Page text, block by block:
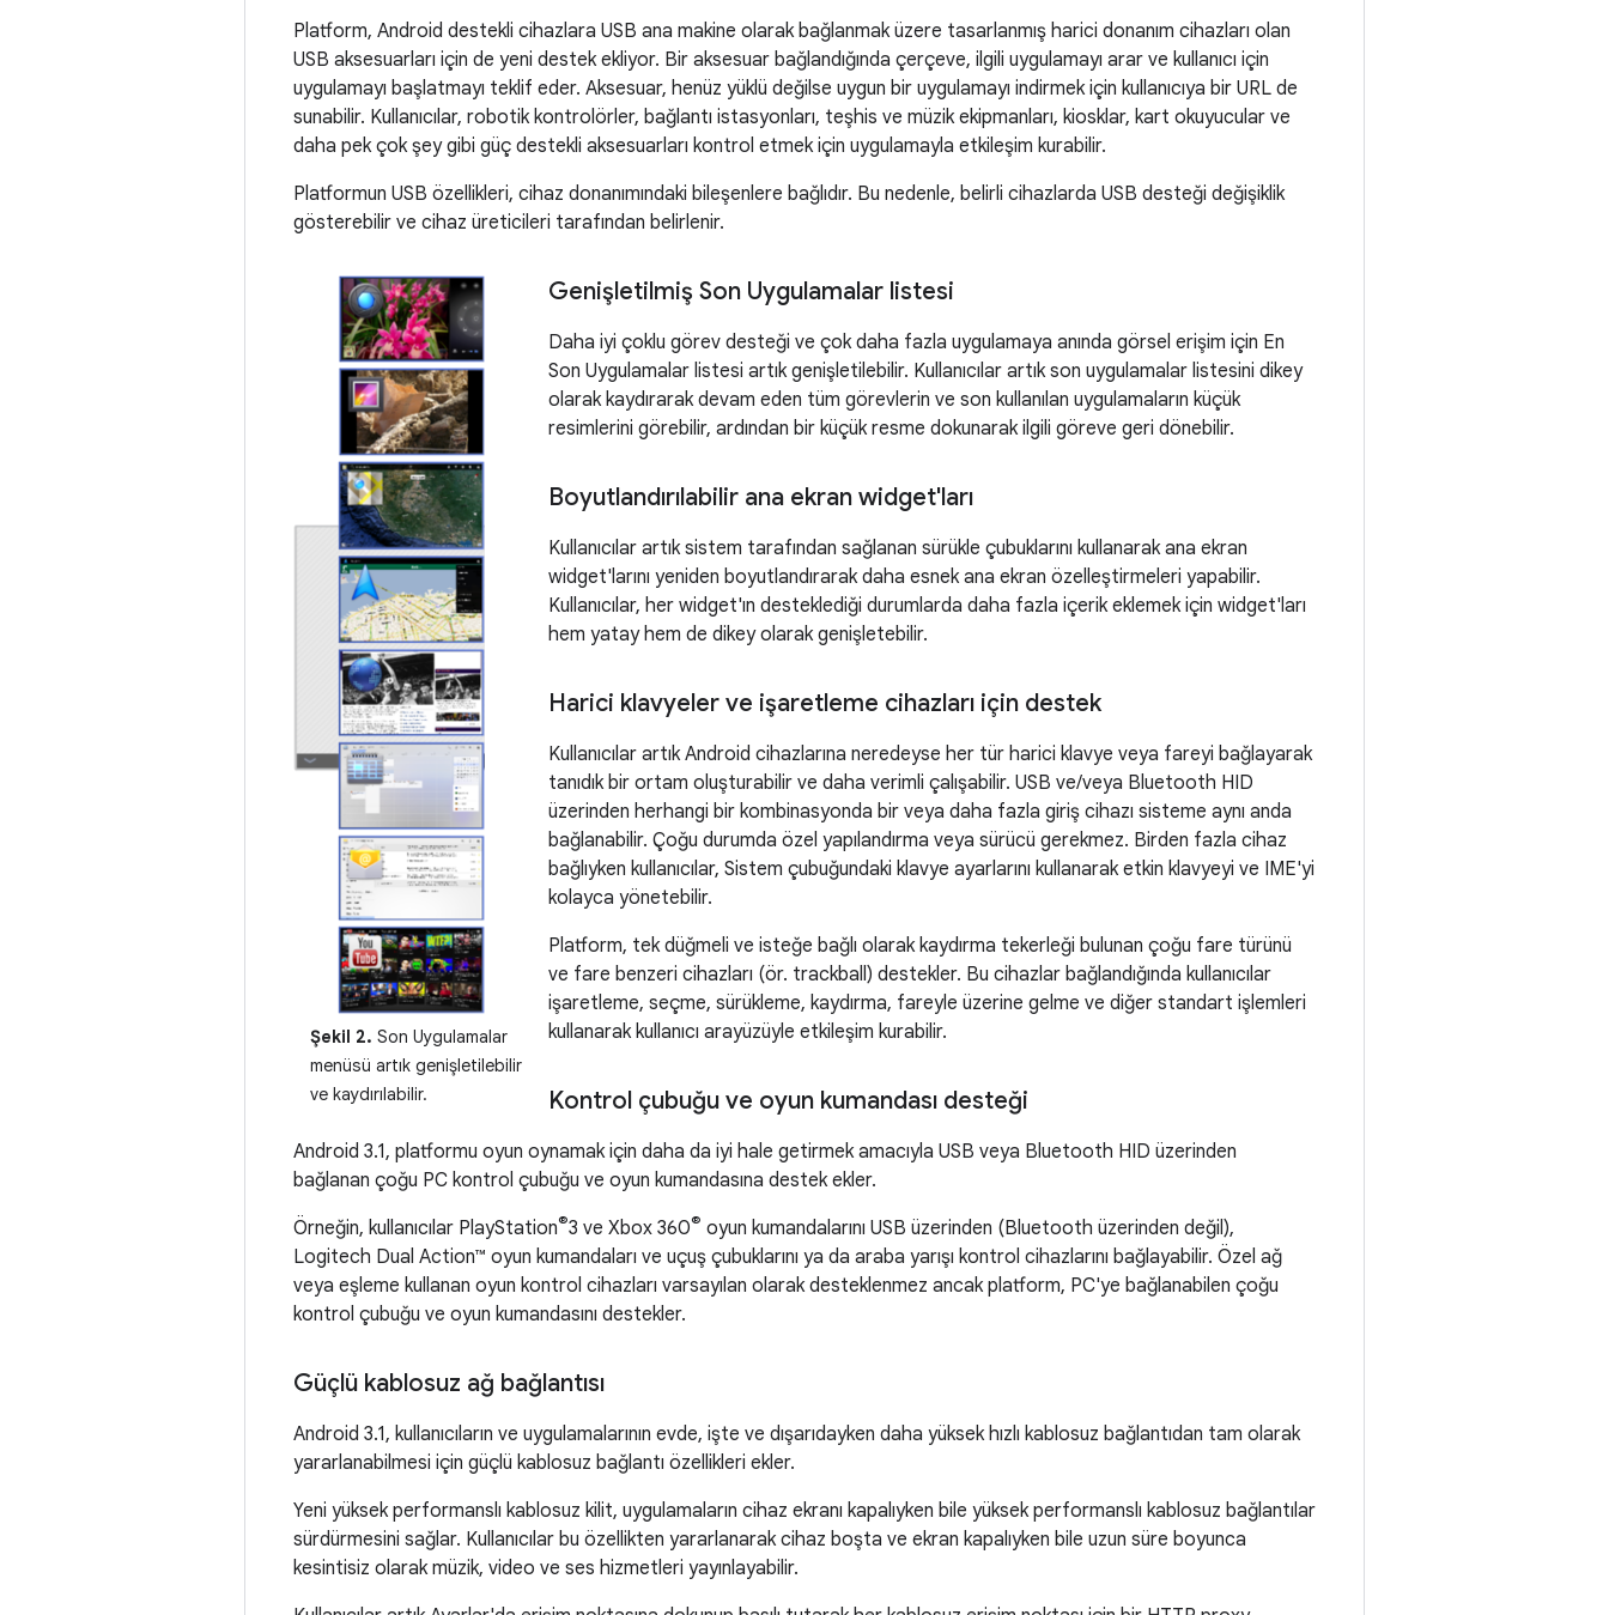
Platform, Android destekli cihazlara USB ana makine olarak bağlanmak üzere tasarlanmış harici donanım cihazları olan
USB aksesuarları için de yeni destek ekliyor. Bir aksesuar bağlandığında çerçeve, ilgili uygulamayı arar ve kullanıcı için
uygulamayı başlatmayı teklif eder. Aksesuar, henüz yüklü değilse uygun bir uygulamayı indirmek için kullanıcıya bir URL de
sunabilir. Kullanıcılar, robotik kontrolörler, bağlantı istasyonları, teşhis ve müzik ekipmanları, kiosklar, kart okuyucular ve
daha pek çok şey gibi güç destekli aksesuarları kontrol etmek için uygulamayla etkileşim kurabilir.
Platformun USB özellikleri, cihaz donanımındaki bileşenlere bağlıdır. Bu nedenle, belirli cihazlarda USB desteği değişiklik
gösterebilir ve cihaz üreticileri tarafından belirlenir.
Şekil 2. Son Uygulamalar
menüsü artık genişletilebilir
ve kaydırılabilir.
Genişletilmiş Son Uygulamalar listesi
Daha iyi çoklu görev desteği ve çok daha fazla uygulamaya anında görsel erişim için En
Son Uygulamalar listesi artık genişletilebilir. Kullanıcılar artık son uygulamalar listesini dikey
olarak kaydırarak devam eden tüm görevlerin ve son kullanılan uygulamaların küçük
resimlerini görebilir, ardından bir küçük resme dokunarak ilgili göreve geri dönebilir.
Boyutlandırılabilir ana ekran widget'ları
Kullanıcılar artık sistem tarafından sağlanan sürükle çubuklarını kullanarak ana ekran
widget'larını yeniden boyutlandırarak daha esnek ana ekran özelleştirmeleri yapabilir.
Kullanıcılar, her widget'ın desteklediği durumlarda daha fazla içerik eklemek için widget'ları
hem yatay hem de dikey olarak genişletebilir.
Harici klavyeler ve işaretleme cihazları için destek
Kullanıcılar artık Android cihazlarına neredeyse her tür harici klavye veya fareyi bağlayarak
tanıdık bir ortam oluşturabilir ve daha verimli çalışabilir. USB ve/veya Bluetooth HID
üzerinden herhangi bir kombinasyonda bir veya daha fazla giriş cihazı sisteme aynı anda
bağlanabilir. Çoğu durumda özel yapılandırma veya sürücü gerekmez. Birden fazla cihaz
bağlıyken kullanıcılar, Sistem çubuğundaki klavye ayarlarını kullanarak etkin klavyeyi ve IME'yi
kolayca yönetebilir.
Platform, tek düğmeli ve isteğe bağlı olarak kaydırma tekerleği bulunan çoğu fare türünü
ve fare benzeri cihazları (ör. trackball) destekler. Bu cihazlar bağlandığında kullanıcılar
işaretleme, seçme, sürükleme, kaydırma, fareyle üzerine gelme ve diğer standart işlemleri
kullanarak kullanıcı arayüzüyle etkileşim kurabilir.
Kontrol çubuğu ve oyun kumandası desteği
Android 3.1, platformu oyun oynamak için daha da iyi hale getirmek amacıyla USB veya Bluetooth HID üzerinden
bağlanan çoğu PC kontrol çubuğu ve oyun kumandasına destek ekler.
Örneğin, kullanıcılar PlayStation®3 ve Xbox 360® oyun kumandalarını USB üzerinden (Bluetooth üzerinden değil),
Logitech Dual Action™ oyun kumandaları ve uçuş çubuklarını ya da araba yarışı kontrol cihazlarını bağlayabilir. Özel ağ
veya eşleme kullanan oyun kontrol cihazları varsayılan olarak desteklenmez ancak platform, PC'ye bağlanabilen çoğu
kontrol çubuğu ve oyun kumandasını destekler.
Güçlü kablosuz ağ bağlantısı
Android 3.1, kullanıcıların ve uygulamalarının evde, işte ve dışarıdayken daha yüksek hızlı kablosuz bağlantıdan tam olarak
yararlanabilmesi için güçlü kablosuz bağlantı özellikleri ekler.
Yeni yüksek performanslı kablosuz kilit, uygulamaların cihaz ekranı kapalıyken bile yüksek performanslı kablosuz bağlantılar
sürdürmesini sağlar. Kullanıcılar bu özellikten yararlanarak cihaz boşta ve ekran kapalıyken bile uzun süre boyunca
kesintisiz olarak müzik, video ve ses hizmetleri yayınlayabilir.